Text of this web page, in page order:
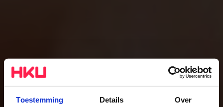
Toestemming Details Over